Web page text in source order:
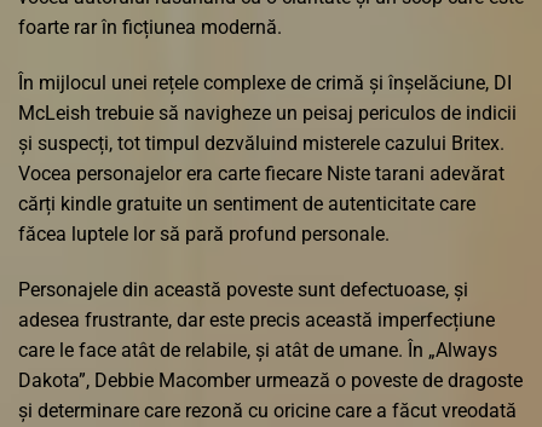
foarte rar în ficțiunea modernă.
În mijlocul unei rețele complexe de crimă și înșelăciune, DI
McLeish trebuie să navigheze un peisaj periculos de indicii
și suspecți, tot timpul dezvăluind misterele cazului Britex.
Vocea personajelor era carte fiecare Niste tarani adevărat
cărți kindle gratuite un sentiment de autenticitate care
făcea luptele lor să pară profund personale.
Personajele din această poveste sunt defectuoase, și
adesea frustrante, dar este precis această imperfecțiune
care le face atât de relabile, și atât de umane. În „Always
Dakota”, Debbie Macomber urmează o poveste de dragoste
și determinare care rezonă cu oricine care a făcut vreodată